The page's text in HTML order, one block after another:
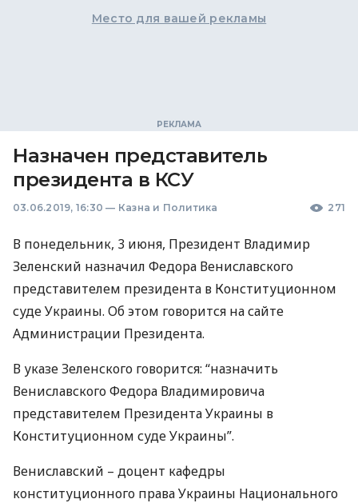
Место для вашей рекламы
Назначен представитель
президента в КСУ
03.06.2019, 16:30 — Казна и Политика 271
В понедельник, 3 июня, Президент Владимир
Зеленский назначил Федора Вениславского
представителем президента в Конституционном
суде Украины. Об этом говорится на сайте
Администрации Президента.
В указе Зеленского говорится: “назначить
Вениславского Федора Владимировича
представителем Президента Украины в
Конституционном суде Украины”.
Вениславский – доцент кафедры
конституционного права Украины Национального